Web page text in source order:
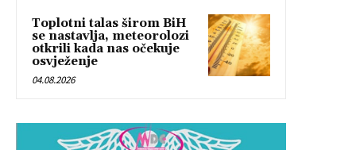
Toplotni talas širom BiH
se nastavlja, meteorolozi
otkrili kada nas očekuje
osvježenje
04.08.2026